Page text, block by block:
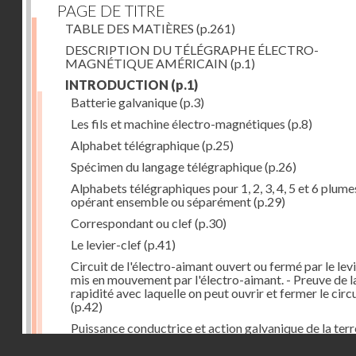
PAGE DE TITRE
TABLE DES MATIÈRES (p.261)
DESCRIPTION DU TÉLÉGRAPHE ÉLECTRO-
MAGNÉTIQUE AMÉRICAIN (p.1)
INTRODUCTION (p.1)
Batterie galvanique(p.3)
Les fils et machine électro-magnétiques (p.8)
Alphabet télégraphique(p.25)
Spécimen du langage télégraphique(p.26)
Alphabets télégraphiques pour 1, 2, 3, 4, 5 et 6
opérant ensemble ou séparément(p.29)
Correspondant ou clef(p.30)
Le levier-clef(p.41)
Circuit de l'électro-aimant ouvert ou fermé par le
mis en mouvement par l'électro-aimant. - Preuve de
rapidité avec laquelle on peut ouvrir et fermer le
(p.42)
Puissance conductrice et action galvanique de la